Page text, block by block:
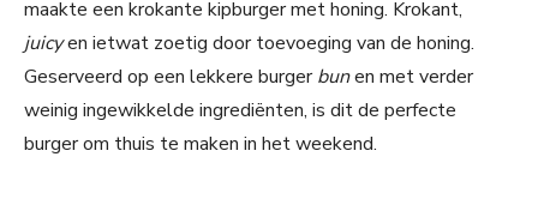
maakte een krokante kipburger met honing. Krokant,
juicyen ietwat zoetig door toevoeging van de honing.
Geserveerd op een lekkere burgerbunen met verder
weinig ingewikkelde ingrediënten, is dit de perfecte
burger om thuis te maken in het weekend.